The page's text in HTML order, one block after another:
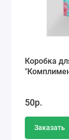
Коробка
50р.
Заказать